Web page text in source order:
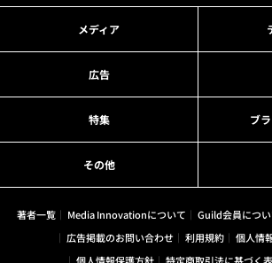
メディア
広告
特集 ブ
その他
著者一覧 Media Innovationについて Guild会員につ
広告掲載のお問い合わせ
利用規約
個人情